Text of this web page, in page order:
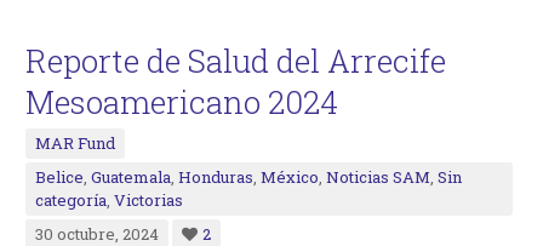
Reporte de Salud del Arrecife
Mesoamericano 2024
MAR Fund
Belice ,Guatemala ,Honduras ,México ,Noticias SAM ,Sin
categoría ,Victorias
30 octubre, 2024
2